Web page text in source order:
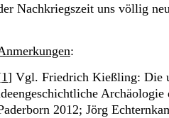
Nachkriegszeit uns völlig
:
1] Vgl. Friedrich Kießling: Die
2012; Jörg